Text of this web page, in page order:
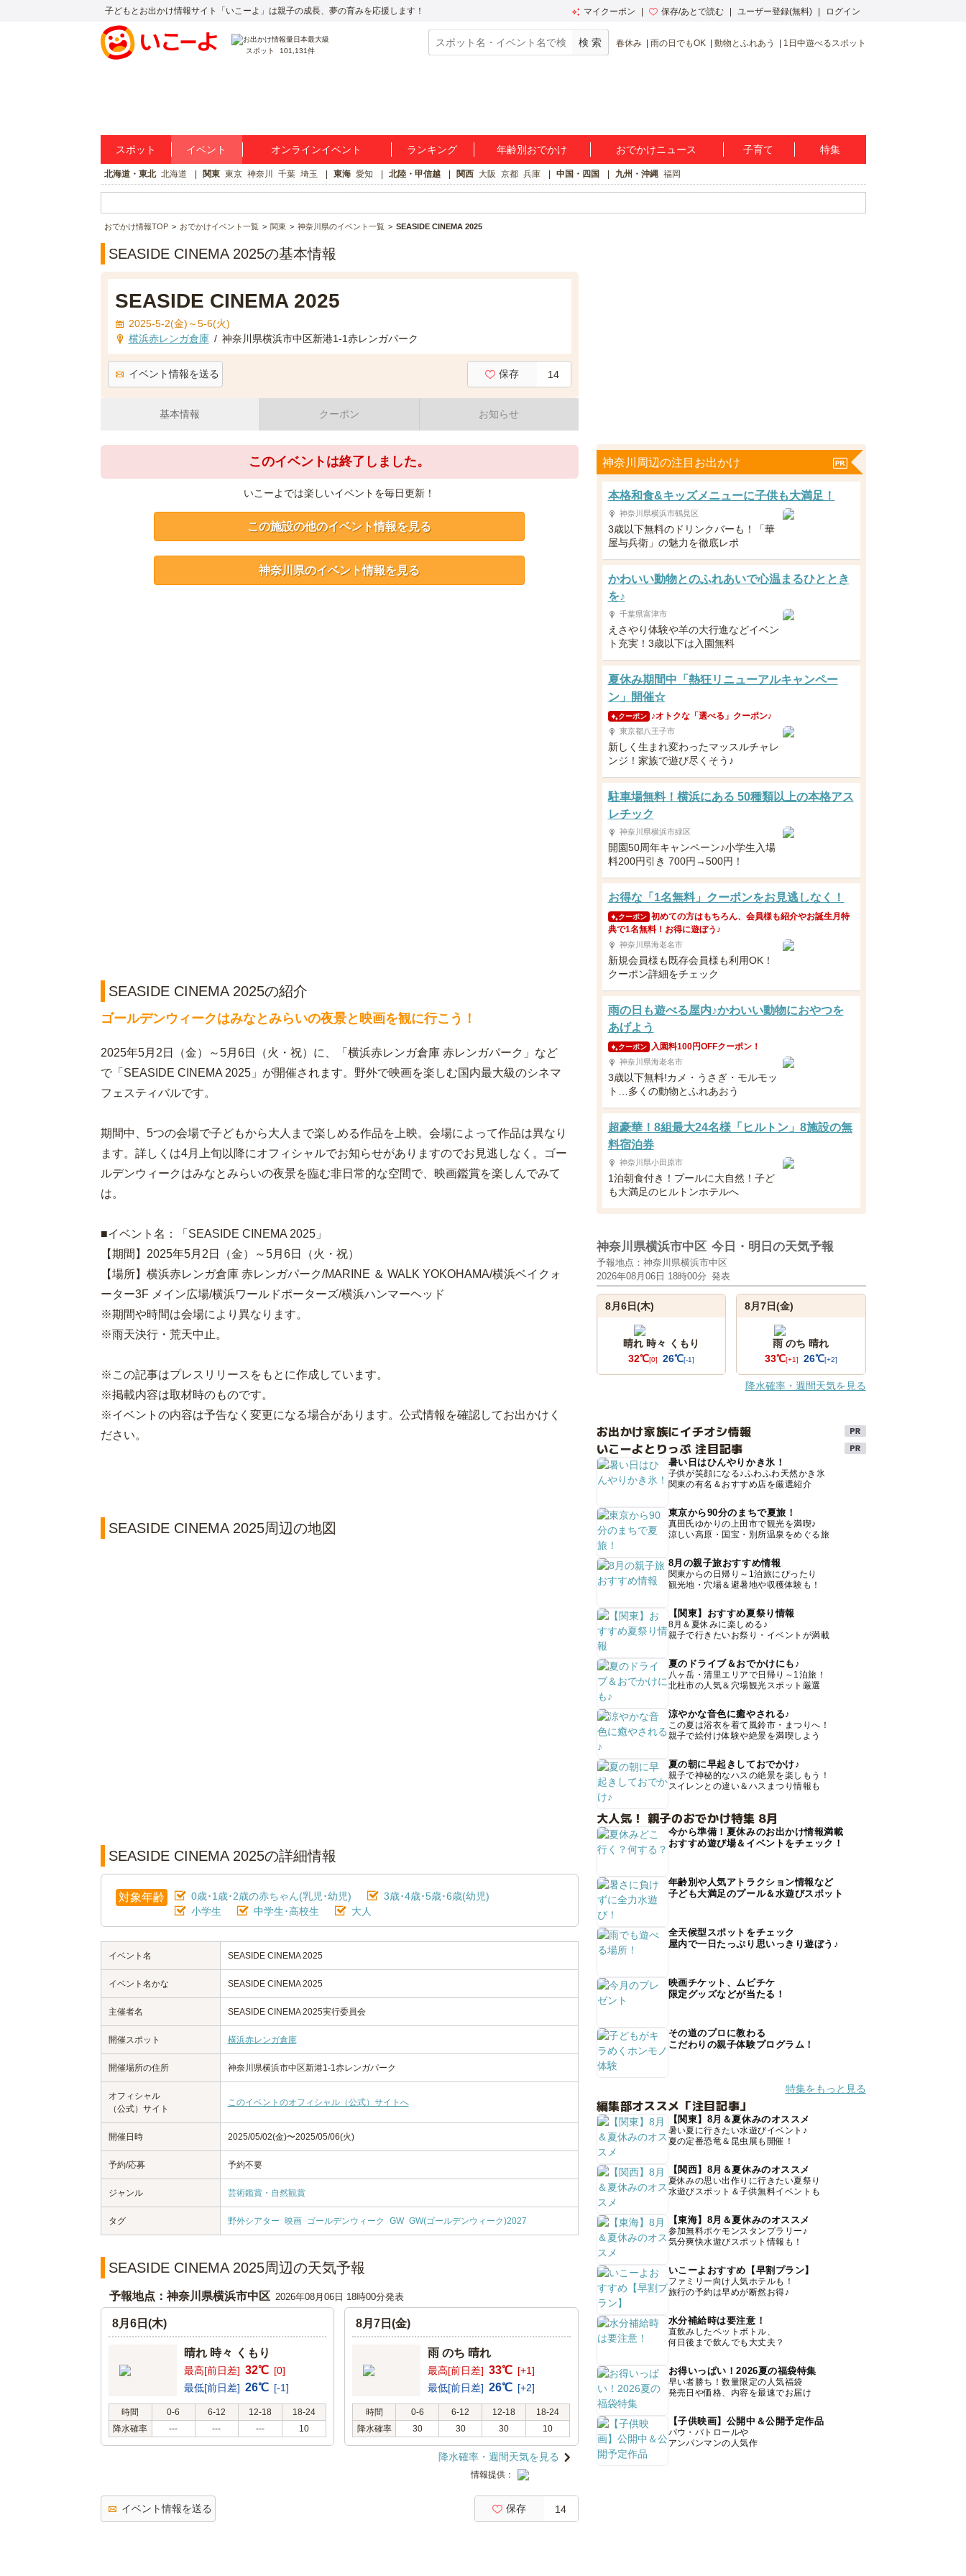
子どもとお出かけ情報サイト「いこーよ」は親子の成長、夢の育みを応援します！ マイクーポン 保存/あとで読む ユーザー登録(無料) ログイン
スポット 101,131件
春休み 雨の日でもOK 動物とふれあう 1日中遊べるスポット
スポット イベント オンラインイベント ランキング 年齢別おでかけ おでかけニュース 子育て 特集
北海道・東北 北海道 関東 東京 神奈川 千葉 埼玉 東海 愛知 北陸・甲信越 関西 大阪 京都 兵庫 中国・四国 九州・沖縄 福岡
おでかけ情報TOP おでかけイベント一覧 関東 神奈川県のイベント一覧 SEASIDE CINEMA 2025
SEASIDE CINEMA 2025の基本情報
SEASIDE CINEMA 2025
2025-5-2(金)～5-6(火)
横浜赤レンガ倉庫 / 神奈川県横浜市中区新港1-1赤レンガパーク
イベント情報を送る 保存 14
基本情報 クーポン お知らせ
このイベントは終了しました。
いこーよでは楽しいイベントを毎日更新！
この施設の他のイベント情報を見る
神奈川県のイベント情報を見る
SEASIDE CINEMA 2025の紹介
ゴールデンウィークはみなとみらいの夜景と映画を観に行こう！
2025年5月2日（金）～5月6日（火・祝）に、「横浜赤レンガ倉庫 赤レンガパーク」など
で「SEASIDE CINEMA 2025」が開催されます。野外で映画を楽しむ国内最大級のシネマ
フェスティバルです。
期間中、5つの会場で子どもから大人まで楽しめる作品を上映。会場によって作品は異なり
ます。詳しくは4月上旬以降にオフィシャルでお知らせがありますのでお見逃しなく。ゴー
ルデンウィークはみなとみらいの夜景を臨む非日常的な空間で、映画鑑賞を楽しんでみて
は。
■イベント名：「SEASIDE CINEMA 2025」
【期間】2025年5月2日（金）～5月6日（火・祝）
【場所】横浜赤レンガ倉庫 赤レンガパーク/MARINE ＆ WALK YOKOHAMA/横浜ベイクォ
ーター3F メイン広場/横浜ワールドポーターズ/横浜ハンマーヘッド
※期間や時間は会場により異なります。
※雨天決行・荒天中止。
※この記事はプレスリリースをもとに作成しています。
※掲載内容は取材時のものです。
※イベントの内容は予告なく変更になる場合があります。公式情報を確認してお出かけく
ださい。
SEASIDE CINEMA 2025周辺の地図
SEASIDE CINEMA 2025の詳細情報
対象年齢 0歳･1歳･2歳の赤ちゃん(乳児･幼児)
3歳･4歳･5歳･6歳(幼児)
小学生
中学生･高校生 大人
イベント名 SEASIDE CINEMA 2025
イベント名かな SEASIDE CINEMA 2025
主催者名 SEASIDE CINEMA 2025実行委員会
開催スポット 横浜赤レンガ倉庫
開催場所の住所 神奈川県横浜市中区新港1-1赤レンガパーク
オフィシャル
（公式）サイト
このイベントのオフィシャル（公式）サイトへ
開催日時 2025/05/02(金)〜2025/05/06(火)
予約/応募 予約不要
ジャンル 芸術鑑賞・自然観賞
タグ 野外シアター 映画 ゴールデンウィーク GW GW(ゴールデンウィーク)2027
SEASIDE CINEMA 2025周辺の天気予報
予報地点：神奈川県横浜市中区 2026年08月06日 18時00分発表
8月6日(木)
晴れ 時々 くもり
最高[前日差] 32℃ [0]
最低[前日差] 26℃ [-1]
時間 0-6 6-12 12-18
18-24
降水確率
--- --- --- 10
8月7日(金)
雨 のち 晴れ
最高[前日差] 33℃ [+1]
最低[前日差] 26℃ [+2]
時間 0-6 6-12 12-18
18-24
降水確率
30 30 30 10
降水確率・週間天気を見る
情報提供：
イベント情報を送る 保存 14
神奈川周辺の注目お出かけ
本格和食&キッズメニューに子供も大満足！
神奈川県横浜市鶴見区
3歳以下無料のドリンクバーも！「華
屋与兵衛」の魅力を徹底レポ
かわいい動物とのふれあいで心温まるひととき
を♪
千葉県富津市
えさやり体験や羊の大行進などイベン
ト充実！3歳以下は入園無料
夏休み期間中「熱狂リニューアルキャンペー
ン」開催☆
クーポン ♪オトクな「選べる」クーポン♪
東京都八王子市
新しく生まれ変わったマッスルチャレ
ンジ！家族で遊び尽くそう♪
駐車場無料！横浜にある 50種類以上の本格アス
レチック
神奈川県横浜市緑区
開園50周年キャンペーン♪小学生入場
料200円引き 700円→500円！
お得な「1名無料」クーポンをお見逃しなく！
クーポン 初めての方はもちろん、会員様も紹介やお誕生月特
典で1名無料！お得に遊ぼう♪
神奈川県海老名市
新規会員様も既存会員様も利用OK！
クーポン詳細をチェック
雨の日も遊べる屋内♪かわいい動物におやつを
あげよう
クーポン 入園料100円OFFクーポン！
神奈川県海老名市
3歳以下無料!カメ・うさぎ・モルモッ
ト…多くの動物とふれあおう
超豪華！8組最大24名様「ヒルトン」8施設の無
料宿泊券
神奈川県小田原市
1泊朝食付き！プールに大自然！子ど
も大満足のヒルトンホテルへ
神奈川県横浜市中区 今日・明日の天気予報
予報地点：神奈川県横浜市中区
2026年08月06日 18時00分 発表
8月6日(木)
晴れ 時々 くもり
32℃[0] 26℃[-1]
8月7日(金)
雨 のち 晴れ
33℃[+1] 26℃[+2]
降水確率・週間天気を見る
お出かけ家族にイチオシ情報
いこーよとりっぷ 注目記事
暑い日はひんやりかき氷！
子供が笑顔になる♪ふわふわ天然かき氷
関東の有名＆おすすめ店を厳選紹介
東京から90分のまちで夏旅！
真田氏ゆかりの上田市で観光を満喫♪
涼しい高原・国宝・別所温泉をめぐる旅
8月の親子旅おすすめ情報
関東からの日帰り～1泊旅にぴったり
観光地・穴場＆避暑地や収穫体験も！
【関東】おすすめ夏祭り情報
8月＆夏休みに楽しめる♪
親子で行きたいお祭り・イベントが満載
夏のドライブ＆おでかけにも♪
八ヶ岳・清里エリアで日帰り～1泊旅！
北杜市の人気＆穴場観光スポット厳選
涼やかな音色に癒やされる♪
この夏は浴衣を着て風鈴市・まつりへ！
親子で絵付け体験や絶景を満喫しよう
夏の朝に早起きしておでかけ♪
親子で神秘的なハスの絶景を楽しもう！
スイレンとの違い＆ハスまつり情報も
大人気！ 親子のおでかけ特集 8月
今から準備！夏休みのお出かけ情報満載
おすすめ遊び場＆イベントをチェック！
年齢別や人気アトラクション情報など
子ども大満足のプール＆水遊びスポット
全天候型スポットをチェック
屋内で一日たっぷり思いっきり遊ぼう♪
映画チケット、ムビチケ
限定グッズなどが当たる！
その道のプロに教わる
こだわりの親子体験プログラム！
特集をもっと見る
編集部オススメ「注目記事」
【関東】8月＆夏休みのオススメ
暑い夏に行きたい水遊びイベント♪
夏の定番恐竜＆昆虫展も開催！
【関西】8月＆夏休みのオススメ
夏休みの思い出作りに行きたい夏祭り
水遊びスポット＆子供無料イベントも
【東海】8月＆夏休みのオススメ
参加無料ポケモンスタンプラリー♪
気分爽快水遊びスポット情報も！
いこーよおすすめ【早割プラン】
ファミリー向け人気ホテルも！
旅行の予約は早めが断然お得♪
水分補給時は要注意！
直飲みしたペットボトル、
何日後まで飲んでも大丈夫？
お得いっぱい！2026夏の福袋特集
早い者勝ち！数量限定の人気福袋
発売日や価格、内容を最速でお届け
【子供映画】公開中＆公開予定作品
パウ・パトロールや
アンパンマンの人気作